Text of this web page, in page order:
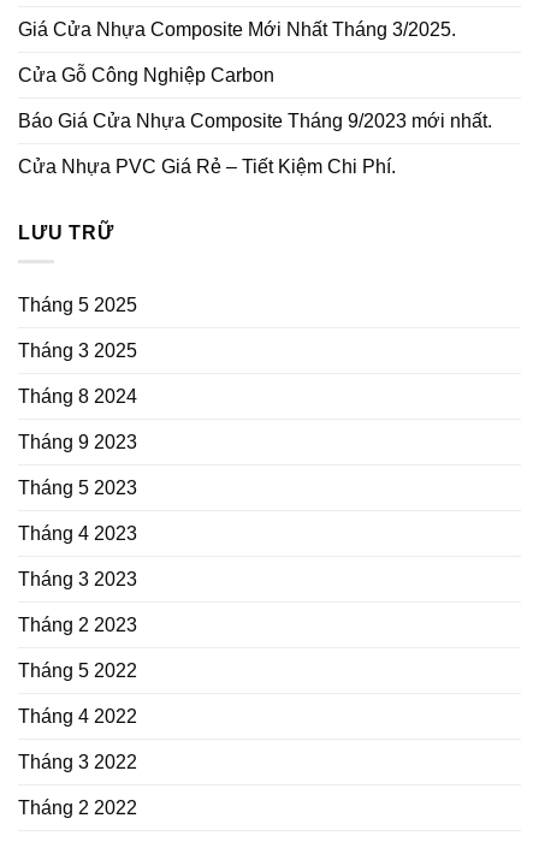
Giá Cửa Nhựa Composite Mới Nhất Tháng 3/2025.
Cửa Gỗ Công Nghiệp Carbon
Báo Giá Cửa Nhựa Composite Tháng 9/2023 mới nhất.
Cửa Nhựa PVC Giá Rẻ – Tiết Kiệm Chi Phí.
LƯU TRỮ
Tháng 5 2025
Tháng 3 2025
Tháng 8 2024
Tháng 9 2023
Tháng 5 2023
Tháng 4 2023
Tháng 3 2023
Tháng 2 2023
Tháng 5 2022
Tháng 4 2022
Tháng 3 2022
Tháng 2 2022